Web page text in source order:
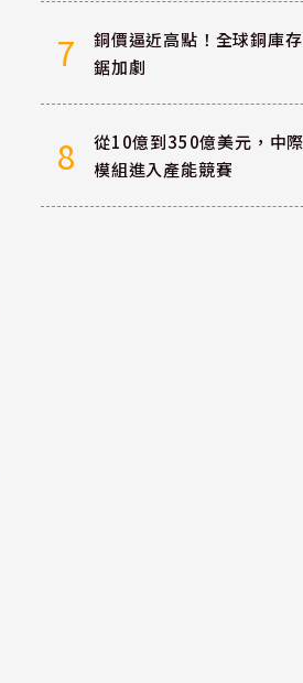
7
銅價逼近高點！全球銅庫
鋸加劇
8
從10億到350億美元，中
模組進入產能競賽